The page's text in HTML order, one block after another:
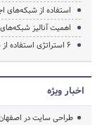
استفاده از شبکه‌های
اهمیت آنالیز
۶ استراتژی استفاده از شبکه‌های اجتماعی برای رشد کسب و کار
اخبار ویژه
طراحی سایت در اصفهان